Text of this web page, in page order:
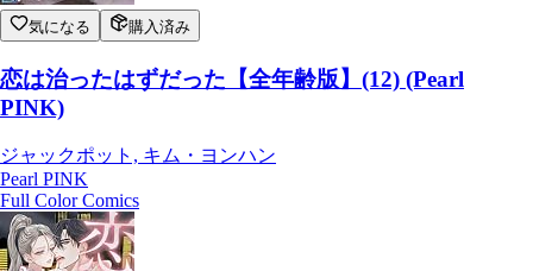
気になる 購入済み
恋は治ったはずだった【全年齢版】(12) (Pearl
PINK)
ジャックポット, キム・ヨンハン
Pearl PINK
Full Color Comics